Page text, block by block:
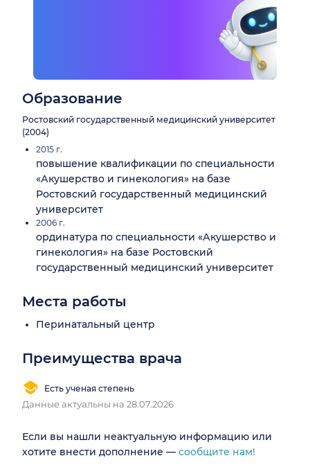
Образование
Ростовский государственный медицинский университет
(2004)
2015 г.
повышение квалификации по специальности
«Акушерство и гинекология» на базе
Ростовский государственный медицинский
университет
2006 г.
ординатура по специальности «Акушерство и
гинекология» на базе Ростовский
государственный медицинский университет
Места работы
Перинатальный центр
Преимущества врача
Есть ученая степень
Данные актуальны на 28.07.2026
Если вы нашли неактуальную информацию или
хотите внести дополнение — сообщите нам!